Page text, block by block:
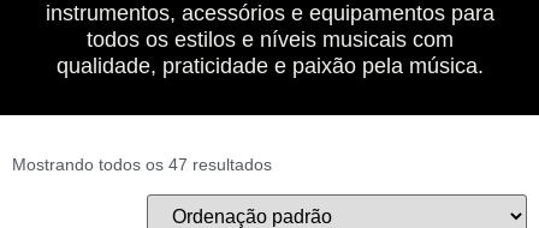
instrumentos, acessórios e equipamentos para
todos os estilos e níveis musicais com
qualidade, praticidade e paixão pela música.
Mostrando todos os 47 resultados